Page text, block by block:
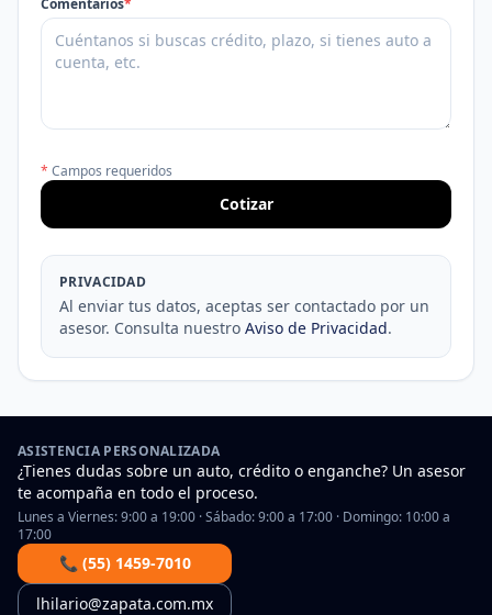
* Campos requeridos
Cotizar
PRIVACIDAD
Al enviar tus datos, aceptas ser contactado por un
asesor. Consulta nuestro Aviso de Privacidad.
ASISTENCIA PERSONALIZADA
¿Tienes dudas sobre un auto, crédito o enganche? Un asesor
te acompaña en todo el proceso.
Lunes a Viernes: 9:00 a 19:00 · Sábado: 9:00 a 17:00 · Domingo: 10:00 a
17:00
📞 (55) 1459-7010
lhilario@zapata.com.mx